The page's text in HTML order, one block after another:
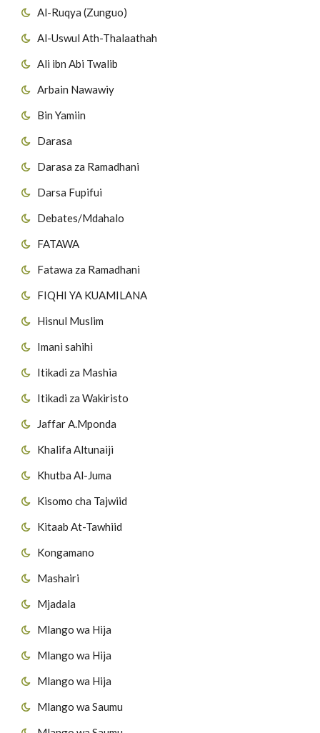
Al-Ruqya (Zunguo)
Al-Uswul Ath-Thalaathah
Ali ibn Abi Twalib
Arbain Nawawiy
Bin Yamiin
Darasa
Darasa za Ramadhani
Darsa Fupifui
Debates/Mdahalo
FATAWA
Fatawa za Ramadhani
FIQHI YA KUAMILANA
Hisnul Muslim
Imani sahihi
Itikadi za Mashia
Itikadi za Wakiristo
Jaffar A.Mponda
Khalifa Altunaiji
Khutba Al-Juma
Kisomo cha Tajwiid
Kitaab At-Tawhiid
Kongamano
Mashairi
Mjadala
Mlango wa Hija
Mlango wa Hija
Mlango wa Hija
Mlango wa Saumu